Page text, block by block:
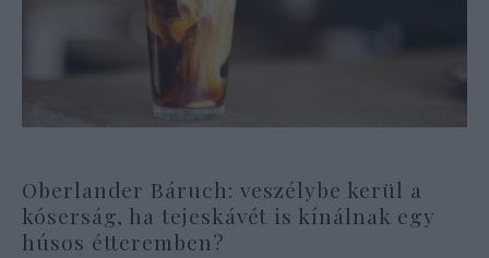
Oberlander Báruch: veszélybe kerül a
kóserság, ha tejeskávét is kínálnak egy
húsos étteremben?